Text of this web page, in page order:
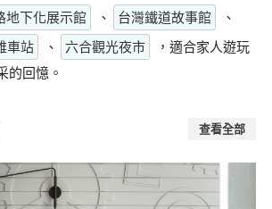
地下化展示館 、 台灣鐵道故事館
、
車站 、 六合觀光夜市
，適合家人遊玩
的回憶。
查看全部